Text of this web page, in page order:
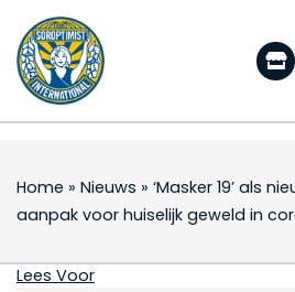
Home » Nieuws » ‘Masker 19’ als
aanpak voor huiselijk geweld in
Lees Voor